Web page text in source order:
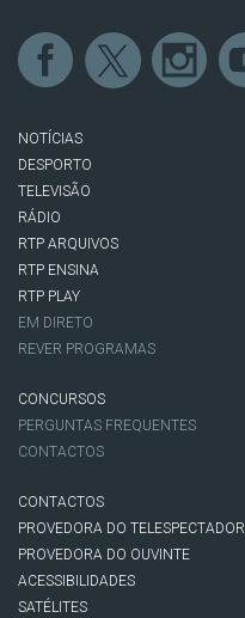
NOTÍCIAS
DESPORTO
TELEVISÃO
RÁDIO
RTP ARQUIVOS
RTP ENSINA
RTP PLAY
EM DIRETO
REVER PROGRAMAS
CONCURSOS
PERGUNTAS FREQUENTES
CONTACTOS
CONTACTOS
PROVEDORA DO TELESPECTADOR
PROVEDORA DO OUVINTE
ACESSIBILIDADES
SATÉLITES